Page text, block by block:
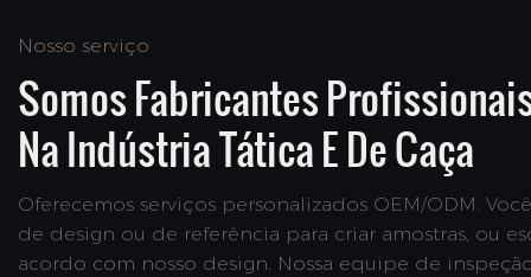
Nosso serviço
Somos Fabricantes
Na Indústria Tática E De Caça
Oferecemos serviços personalizados OEM/ODM.
de design ou de referência para criar amostras, ou
acordo com nosso design. Nossa equipe de